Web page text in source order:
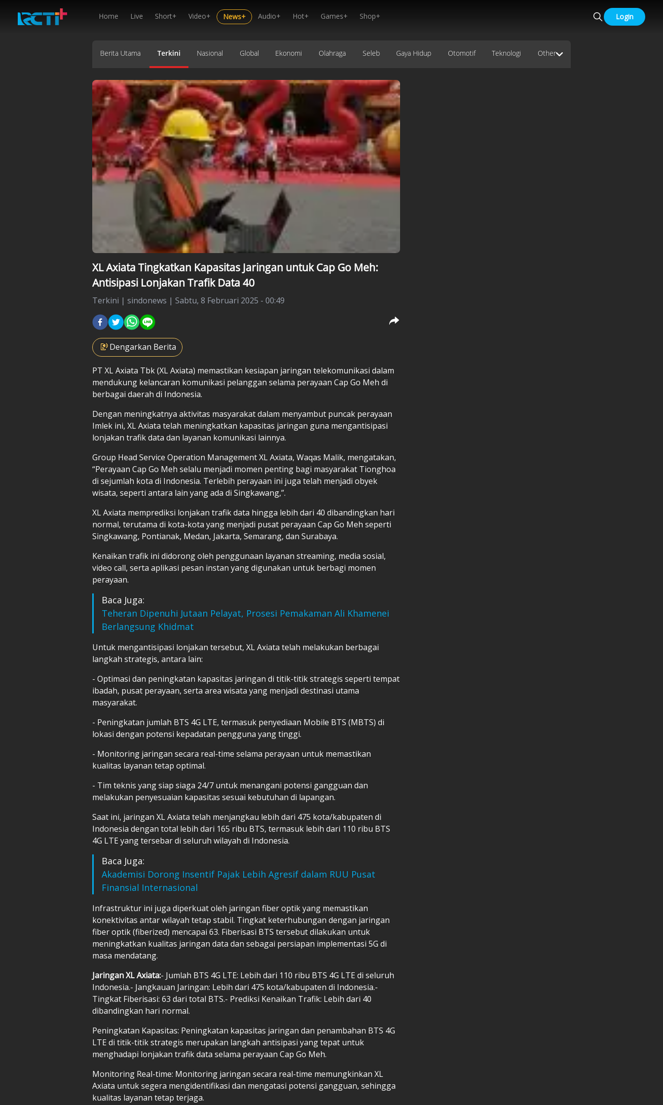
Home Live Short+ Video+ News+ Audio+ Hot+ Games+ Shop+ Login
Berita Utama Terkini Nasional Global Ekonomi Olahraga Seleb Gaya Hidup Otomotif Teknologi Other
XL Axiata Tingkatkan Kapasitas Jaringan untuk Cap Go Meh:
Antisipasi Lonjakan Trafik Data 40
Terkini | sindonews | Sabtu, 8 Februari 2025 - 00:49
Dengarkan Berita
PT XL Axiata Tbk (XL Axiata) memastikan kesiapan jaringan telekomunikasi dalam
mendukung kelancaran komunikasi pelanggan selama perayaan Cap Go Meh di
berbagai daerah di Indonesia.
Dengan meningkatnya aktivitas masyarakat dalam menyambut puncak perayaan
Imlek ini, XL Axiata telah meningkatkan kapasitas jaringan guna mengantisipasi
lonjakan trafik data dan layanan komunikasi lainnya.
Group Head Service Operation Management XL Axiata, Waqas Malik, mengatakan,
“Perayaan Cap Go Meh selalu menjadi momen penting bagi masyarakat Tionghoa
di sejumlah kota di Indonesia. Terlebih perayaan ini juga telah menjadi obyek
wisata, seperti antara lain yang ada di Singkawang,”.
XL Axiata memprediksi lonjakan trafik data hingga lebih dari 40 dibandingkan hari
normal, terutama di kota-kota yang menjadi pusat perayaan Cap Go Meh seperti
Singkawang, Pontianak, Medan, Jakarta, Semarang, dan Surabaya.
Kenaikan trafik ini didorong oleh penggunaan layanan streaming, media sosial,
video call, serta aplikasi pesan instan yang digunakan untuk berbagi momen
perayaan.
Baca Juga:
Teheran Dipenuhi Jutaan Pelayat, Prosesi Pemakaman Ali Khamenei
Berlangsung Khidmat
Untuk mengantisipasi lonjakan tersebut, XL Axiata telah melakukan berbagai
langkah strategis, antara lain:
- Optimasi dan peningkatan kapasitas jaringan di titik-titik strategis seperti tempat
ibadah, pusat perayaan, serta area wisata yang menjadi destinasi utama
masyarakat.
- Peningkatan jumlah BTS 4G LTE, termasuk penyediaan Mobile BTS (MBTS) di
lokasi dengan potensi kepadatan pengguna yang tinggi.
- Monitoring jaringan secara real-time selama perayaan untuk memastikan
kualitas layanan tetap optimal.
- Tim teknis yang siap siaga 24/7 untuk menangani potensi gangguan dan
melakukan penyesuaian kapasitas sesuai kebutuhan di lapangan.
Saat ini, jaringan XL Axiata telah menjangkau lebih dari 475 kota/kabupaten di
Indonesia dengan total lebih dari 165 ribu BTS, termasuk lebih dari 110 ribu BTS
4G LTE yang tersebar di seluruh wilayah di Indonesia.
Baca Juga:
Akademisi Dorong Insentif Pajak Lebih Agresif dalam RUU Pusat
Finansial Internasional
Infrastruktur ini juga diperkuat oleh jaringan fiber optik yang memastikan
konektivitas antar wilayah tetap stabil. Tingkat keterhubungan dengan jaringan
fiber optik (fiberized) mencapai 63. Fiberisasi BTS tersebut dilakukan untuk
meningkatkan kualitas jaringan data dan sebagai persiapan implementasi 5G di
masa mendatang.
Jaringan XL Axiata:- Jumlah BTS 4G LTE: Lebih dari 110 ribu BTS 4G LTE di seluruh
Indonesia.- Jangkauan Jaringan: Lebih dari 475 kota/kabupaten di Indonesia.-
Tingkat Fiberisasi: 63 dari total BTS.- Prediksi Kenaikan Trafik: Lebih dari 40
dibandingkan hari normal.
Peningkatan Kapasitas: Peningkatan kapasitas jaringan dan penambahan BTS 4G
LTE di titik-titik strategis merupakan langkah antisipasi yang tepat untuk
menghadapi lonjakan trafik data selama perayaan Cap Go Meh.
Monitoring Real-time: Monitoring jaringan secara real-time memungkinkan XL
Axiata untuk segera mengidentifikasi dan mengatasi potensi gangguan, sehingga
kualitas layanan tetap terjaga.